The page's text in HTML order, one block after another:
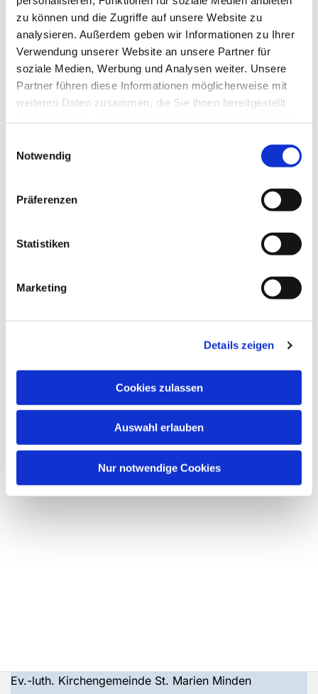
zu können und die Zugriffe auf unsere Website zu
analysieren. Außerdem geben wir Informationen zu Ihrer
Verwendung unserer Website an unsere Partner für
soziale Medien, Werbung und Analysen weiter. Unsere
Partner führen diese Informationen möglicherweise mit
weiteren Daten zusammen, die Sie ihnen bereitgestellt
Notwendig
Präferenzen
Statistiken
Marketing
Details zeigen
Cookies zulassen
Auswahl erlauben
Nur notwendige Cookies
Dies könnte Sie auch
Ev.-luth. Kirchengemeinde St. Marien Minden